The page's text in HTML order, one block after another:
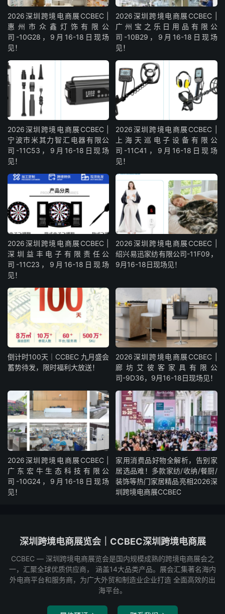
2026深圳跨境电商展CCBEC |
惠州市众鑫灯饰有限公
司-10G28，9月16-18日现场
见！
2026深圳跨境电商展CCBEC |
广州宝之乐日用品有限公
司-10B29，9月16-18日现场
见！
2026深圳跨境电商展CCBEC |
宁波市米其力智汇电器有限公
司-11C53，9月16-18日现场
见！
2026深圳跨境电商展CCBEC |
上海天巡电子设备有限公
司-11C41，9月16-18日现场
见！
2026深圳跨境电商展CCBEC |
深圳益丰电子有限责任公
司-11C23，9月16-18日现场
见！
2026深圳跨境电商展CCBEC |
绍兴易迅家纺有限公司-11F09，
9月16-18日现场见！
倒计时100天｜CCBEC 九月盛会
蓄势待发，限时福利大放送！
2026深圳跨境电商展CCBEC |
廊坊艾彼客家具有限公
司-9D36，9月16-18日现场见！
2026深圳跨境电商展CCBEC |
广东宏牛生态科技有限公
司-10G24，9月16-18日现场
见！
家用消费品好物全解析，告别家
居选品难！多款家纺/收纳/餐厨/
装饰等热门家居精品亮相2026深
圳跨境电商展CCBEC
深圳跨境电商展览会｜CCBEC深圳跨境电商展
CCBEC ― 深圳跨境电商展览会是国内规模成熟的跨境电商展会之
一，汇聚全球优质供应商， 涵盖14大品类产品。展会汇集著名海内
外电商平台和服务商，为广大外贸和制造业企业打造 全面高效的出
海平台。